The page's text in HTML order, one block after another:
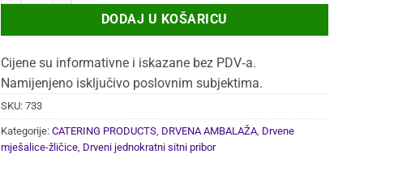
DODAJ U KOŠARICU
Cijene su informativne i iskazane bez PDV‑a.
Namijenjeno isključivo poslovnim subjektima.
SKU: 733
Kategorije: CATERING PRODUCTS, DRVENA AMBALAŽA, Drvene
mješalice-žličice, Drveni jednokratni sitni pribor